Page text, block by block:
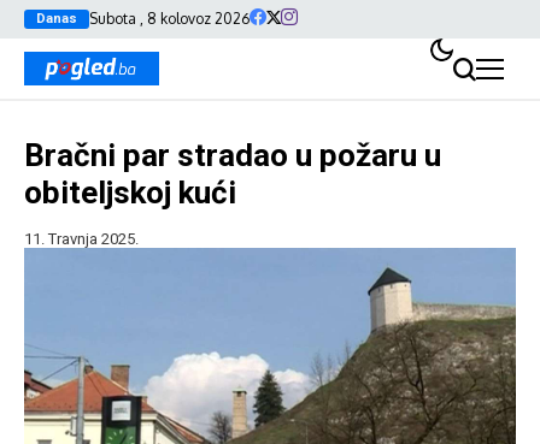
Danas Subota , 8 kolovoz 2026
Bračni par stradao u požaru u
obiteljskoj kući
11. Travnja 2025.